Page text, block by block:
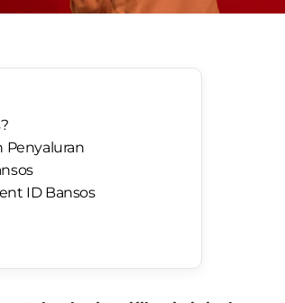
Penyaluran
ID Bansos